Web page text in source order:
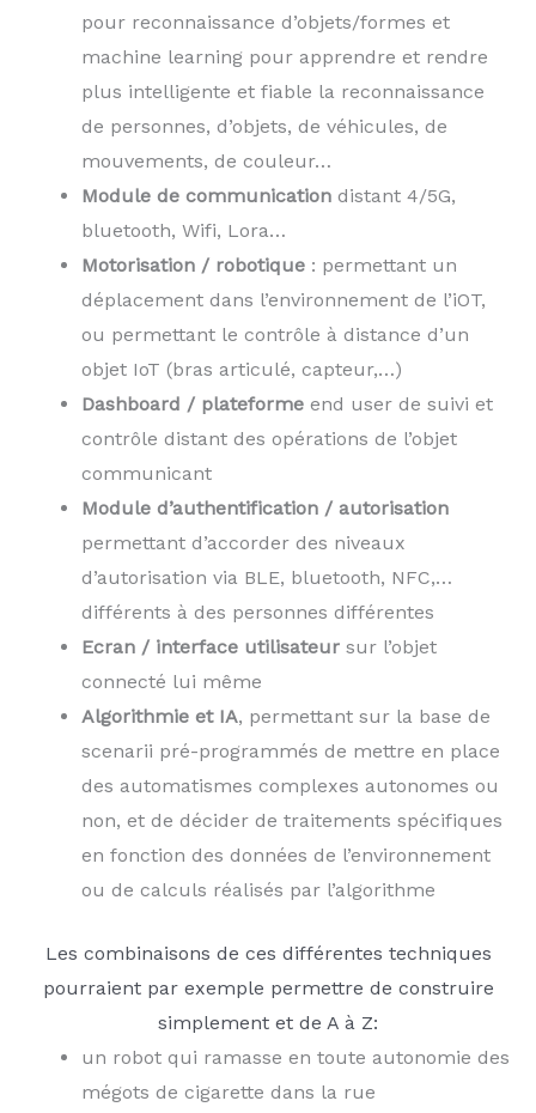
pour reconnaissance d’objets/formes et
machine learning pour apprendre et rendre
plus intelligente et fiable la reconnaissance
de personnes, d’objets, de véhicules, de
mouvements, de couleur…
Module de communication distant 4/5G,
bluetooth, Wifi, Lora…
Motorisation / robotique : permettant un
déplacement dans l’environnement de l’iOT,
ou permettant le contrôle à distance d’un
objet IoT (bras articulé, capteur,…)
Dashboard / plateforme end user de suivi et
contrôle distant des opérations de l’objet
communicant
Module d’authentification / autorisation
permettant d’accorder des niveaux
d’autorisation via BLE, bluetooth, NFC,…
différents à des personnes différentes
Ecran / interface utilisateur sur l’objet
connecté lui même
Algorithmie et IA, permettant sur la base de
scenarii pré-programmés de mettre en place
des automatismes complexes autonomes ou
non, et de décider de traitements spécifiques
en fonction des données de l’environnement
ou de calculs réalisés par l’algorithme
Les combinaisons de ces différentes techniques
pourraient par exemple permettre de construire
simplement et de A à Z:
un robot qui ramasse en toute autonomie des
mégots de cigarette dans la rue